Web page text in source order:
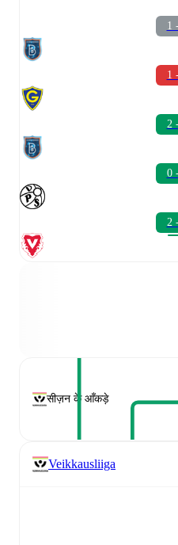
1
1
2
0
2
सीज़न के आँकड़े
Veikkausliiga